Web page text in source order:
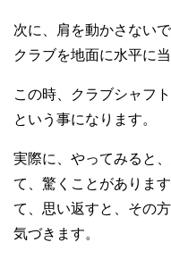
次に、肩を動かさない
クラブを地面に水平に当
この時、クラブシャフ
という事になります。
実際に、やってみると
て、驚くことがありま
て、思い返すと、その
気づきます。